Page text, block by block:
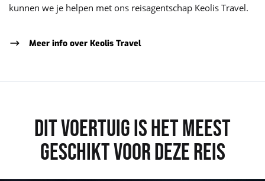
kunnen we je helpen met ons reisagentschap Keolis Travel.
Meer info over Keolis Travel
DIT VOERTUIG IS HET MEEST
GESCHIKT VOOR DEZE REIS